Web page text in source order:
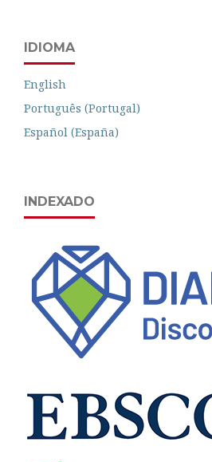
IDIOMA
English
Português (Portugal)
Español (España)
INDEXADO